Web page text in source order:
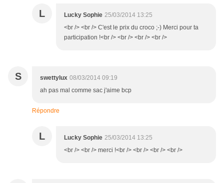
L Lucky Sophie 25/03/2014 13:25
<br /> <br /> C'est le prix du croco ;-) Merci pour ta
participation !<br /> <br /> <br /> <br />
S swettylux 08/03/2014 09:19
ah pas mal comme sac j'aime bcp
Répondre
L Lucky Sophie 25/03/2014 13:25
<br /> <br /> merci !<br /> <br /> <br /> <br />